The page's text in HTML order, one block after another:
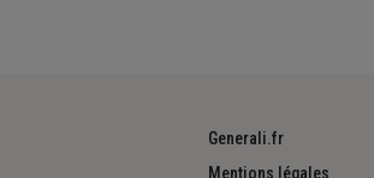
Generali.fr
Mentions légales